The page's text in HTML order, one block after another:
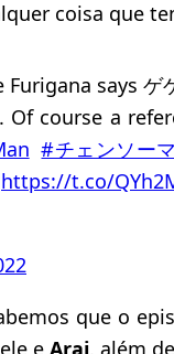
coisa que
says ゲ
Of course a
#チェンソー
https://t.co/
que o
e Arai, além